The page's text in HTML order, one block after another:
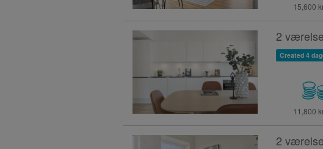
15,600
2
Created 4
11,800
2